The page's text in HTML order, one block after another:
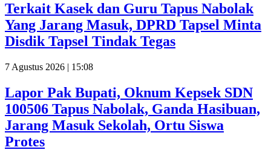
Terkait Kasek dan Guru Tapus Nabolak
Yang Jarang Masuk, DPRD Tapsel Minta
Disdik Tapsel Tindak Tegas
7 Agustus 2026 | 15:08
Lapor Pak Bupati, Oknum Kepsek SDN
100506 Tapus Nabolak, Ganda Hasibuan,
Jarang Masuk Sekolah, Ortu Siswa
Protes